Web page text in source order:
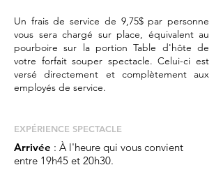
Un frais de service de 9,75$ par personne
vous sera chargé sur place, équivalent au
pourboire sur la portion Table d'hôte de
votre forfait souper spectacle. Celui-ci est
versé directement et complètement aux
employés de service.
EXPÉRIENCE​ SPECTACLE
Arrivée : À l'heure qui vous convient
entre 19h45 et 20h30.